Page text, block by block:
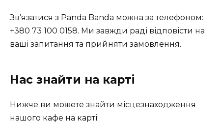
Зв’язатися з Panda Banda можна за телефоном:
+380 73 100 0158. Ми завжди раді відповісти на
ваші запитання та прийняти замовлення.
Нас знайти на карті
Нижче ви можете знайти місцезнаходження
нашого кафе на карті: